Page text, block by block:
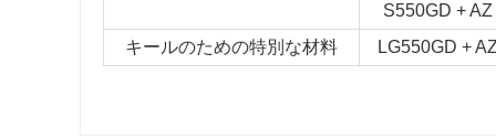
S550GD + AZ
キールのための特別な材料
LG550GD +